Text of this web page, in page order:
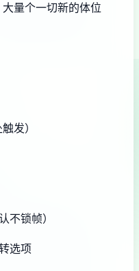
量个一切新的体位
发）
不锁帧）
选项